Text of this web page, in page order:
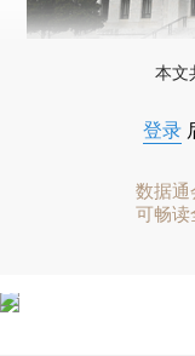
本文
登录
数据通
可畅读